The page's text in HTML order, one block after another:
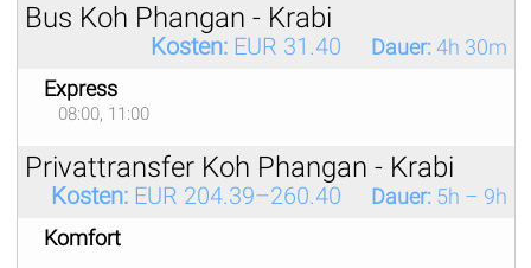
Bus Koh Phangan - Krabi
Kosten:EUR 31.40 Dauer:4h 30m
Express
08:00, 11:00
Privattransfer Koh Phangan - Krabi
Kosten:EUR 204.39–260.40 Dauer:5h – 9h
Komfort